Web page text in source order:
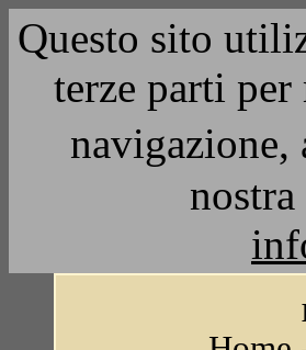
Questo sito
terze parti